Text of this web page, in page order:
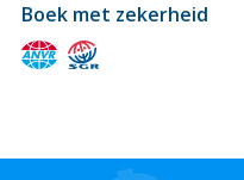
Boek met zekerheid